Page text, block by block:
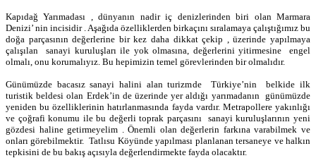
Kapıdağ Yarımadası , dünyanın nadir iç denizlerinden biri olan Marmara
Denizi’ nin incisidir . Aşağıda özelliklerden birkaçını sıralamaya çalıştığımız bu
doğa parçasının değerlerine bir kez daha dikkat çekip , üzerinde yapılmaya
çalışılan
sanayi kuruluşları ile yok olmasına, değerlerini yitirmesine
engel
olmalı, onu korumalıyız. Bu hepimizin temel görevlerinden bir olmalıdır.
Günümüzde bacasız sanayi halini alan turizmde Türkiye’nin
belkide ilk
turistik beldesi olan Erdek’in de üzerinde yer aldığı yarımadanın günümüzde
yeniden bu özelliklerinin hatırlanmasında fayda vardır. Metrapollere yakınlığı
ve çoğrafi konumu ile bu değerli toprak parçasını
sanayi kuruluşlarının yeni
gözdesi haline getirmeyelim . Önemli olan değerlerin farkına varabilmek ve
onları görebilmektir. Tatlısu Köyünde yapılması planlanan tersaneye ve halkın
tepkisini de bu bakış açısıyla değerlendirmekte fayda olacaktır.